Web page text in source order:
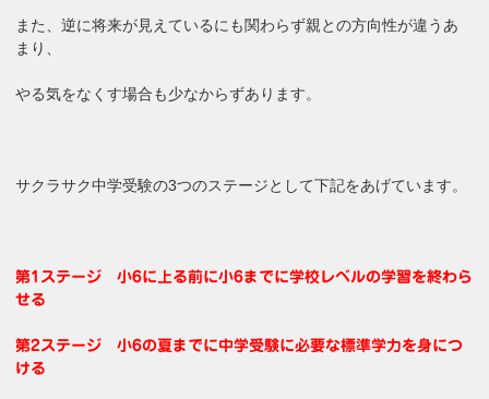
また、逆に将来が見えているにも関わらず親との方向性が違うあ
まり、
やる気をなくす場合も少なからずあります。
サクラサク中学受験の3つのステージとして下記をあげています。
第1ステージ 小6に上る前に小6までに学校レベルの学習を終わら
せる
第2ステージ 小6の夏までに中学受験に必要な標準学力を身につ
ける